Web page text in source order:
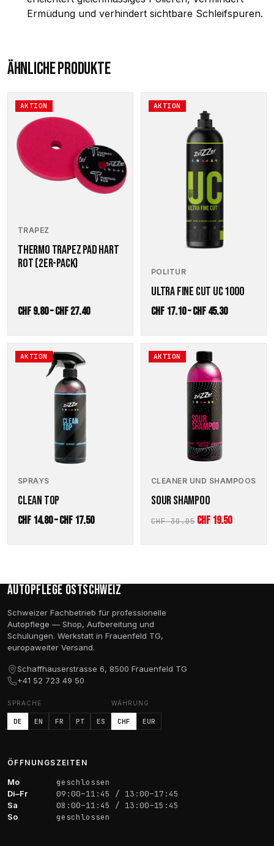
Ermüdung und verhindert sichtbare Schleifspuren.
ÄHNLICHE PRODUKTE
AKTION
TRAPEZ
THERMO TRAPEZ PAD HART
ROT (2ER-PACK)
CHF9.80–CHF27.40Preisspanne:
bis
Dieses
Produkt
weist
mehrere
Varianten
auf.
der
gewählt
werden
AKTION
POLITUR
ULTRA FINE CUT UC 1000
CHF 17.10–CHF45.30
bis
Dieses
Produkt
Produktseite
AKTION
SPRAYS
CLEAN TOP
CHF 14.80–CHF 17.50Preisspanne:
Dieses
Produkt
der
gewählt
werden
AKTION
CLEANER UND SHAMPOOS
SOUR SHAMPOO
CHF30.05 Ursprünglicher
CHF 19.50Aktueller
Autopflege Ostschweiz
Schweizer Fachbetrieb für professionelle
Autopflege — Shop, Aufbereitung und
Schulungen. Werkstatt in Frauenfeld TG,
europaweiter Versand.
Schaffhauserstrasse 6, 8500 Frauenfeld TG
+41 52 723 49 50
SPRACHE
DE EN FR PT ES
WÄHRUNG
CHF EUR
ÖFFNUNGSZEITEN
Mo geschlossen
Di–Fr 09:00–11:45 / 13:00–17:45
Sa 08:00–11:45 / 13:00–15:45
So geschlossen